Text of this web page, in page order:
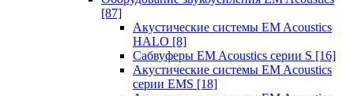
[87]
Акустические системы EM Acoustics
HALO [8]
Сабвуферы EM Acoustics серии S [16]
Акустические системы EM Acoustics
серии EMS [18]